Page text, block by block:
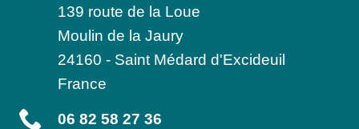
139 route de la Loue
Moulin de la Jaury
24160 - Saint Médard d'Excideuil
France
06 82 58 27 36